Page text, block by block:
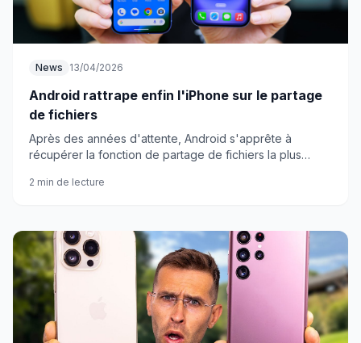
News 13/04/2026
Android rattrape enfin l'iPhone sur le partage
de fichiers
Après des années d'attente, Android s'apprête à
récupérer la fonction de partage de fichiers la plus
le grand saut.
2 min de lecture